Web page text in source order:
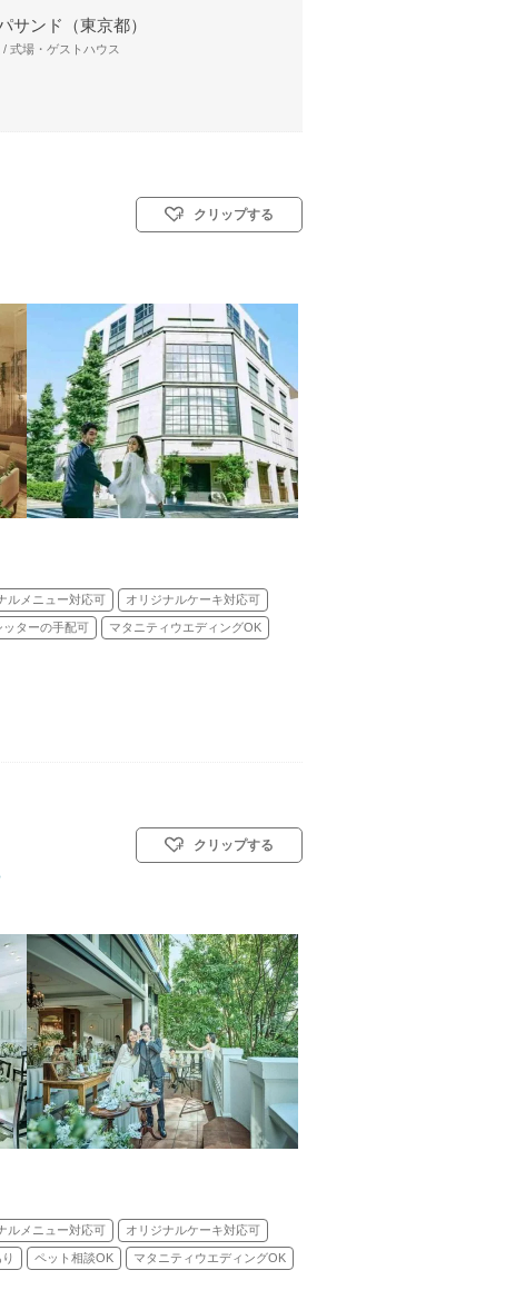
サンド（東京都）
/ 式場・ゲストハウス
スト教式)／人前式
クリップする
ルメニュー対応可 オリジナルケーキ対応可
ッターの手配可 マタニティウエディングOK
会式(キリスト教式)／人前式
クリップする
ルメニュー対応可 オリジナルケーキ対応可
ペット相談OK マタニティウエディングOK